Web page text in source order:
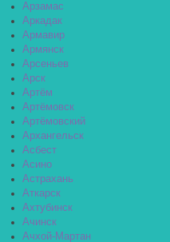
Арзамас
Аркадак
Армавир
Армянск
Арсеньев
Арск
Артём
Артёмовск
Артёмовский
Архангельск
Асбест
Асино
Астрахань
Аткарск
Ахтубинск
Ачинск
Ачхой-Мартан